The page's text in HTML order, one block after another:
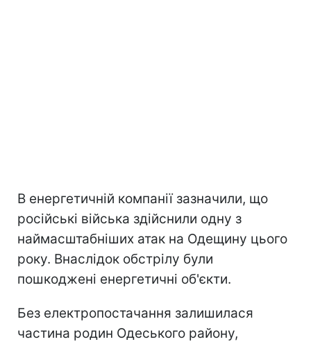
В енергетичній компанії зазначили, що
російські війська здійснили одну з
наймасштабніших атак на Одещину цього
року. Внаслідок обстрілу були
пошкоджені енергетичні об'єкти.
Без електропостачання залишилася
частина родин Одеського району,